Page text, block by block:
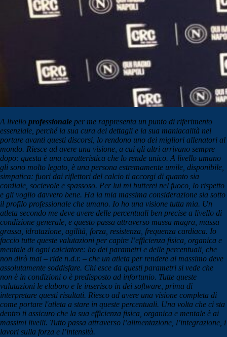
A livello professionale per me rappresenta un punto di riferimento
essenziale, perché la sua cura dei dettagli e la sua maniacalità nel
portare avanti questi discorsi, lo rendono uno dei migliori allenatori al
mondo. Riesce ad avere una visione, a cui gli altri arrivano sempre
dopo: questa è una caratteristica che lo rende unico. A livello umano
gli sono molto legato, è una persona estremamente umile, disponibile,
simpatica: fuori dai riflettori del calcio ti accorgi di quanto sia
cordiale, socievole e spassoso. Per lui mi butterei nel fuoco, lo rispetto
e gli voglio davvero bene. Ha la mia massima considerazione sia sotto
il profilo professionale che umano. Io ho una visione tutta mia. Un
atleta secondo me deve avere delle percentuali ben precise a livello di
condizione generale, e questo passa attraverso massa magra, massa
grassa, idratazione, agilità, forza, resistenza, frequenza cardiaca. Io
faccio tutte queste valutazioni per capire l’efficienza fisica, organica e
mentale di ogni calciatore: ho dei parametri e delle percentuali, che
non dirò mai – ride n.d.r. – che un atleta per rendere al massimo deve
assolutamente soddisfare. Chi esce da questi parametri si vede che
non è in condizioni o è predisposto ad infortunio. Tutte queste
valutazioni le elaboro e le inserisco in dei software, prima di
interpretare questi risultati. Riesco ad avere una visione completa di
come portare l'atleta a stare in queste percentuali. Una volta che ci sta
dentro ti assicuro che la sua efficienza fisica, organica e mentale è ai
massimi livelli. Tutto passa attraverso l’alimentazione, l’integrazione, i
lavori sulla forza e l’intensità.